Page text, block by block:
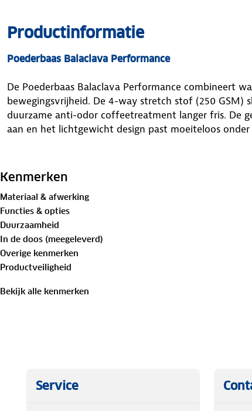
Productinformatie
Poederbaas Balaclava Performance
De Poederbaas Balaclava Performance combineert
bewegingsvrijheid. De 4-way stretch stof (250
duurzame anti-odor coffeetreatment langer fris. De
aan en het lichtgewicht design past moeiteloos
Eigenschappen van Poederbaas Balaclava
Merk:Poederbaas
Model:Balaclava Performance
Materiaal:88% polyester, 12% elastaan
4-way stretch stof (250 GSM, extra warm)
Gebrushte binnenkant (extra zacht op de huid)
Kenmerken
Materiaal & afwerking
Functies & opties
Duurzaamheid
In de doos (meegeleverd)
Overige kenmerken
Productveiligheid
Bekijk alle kenmerken
Service